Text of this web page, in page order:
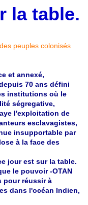
la table.
et annexé,
70 ans défini
institutions où le
ségregative,
l'exploitation de
esclavagistes,
insupportable par
à la face des
jour est sur la table.
le pouvoir -OTAN
pour réussir à
dans l'océan Indien,